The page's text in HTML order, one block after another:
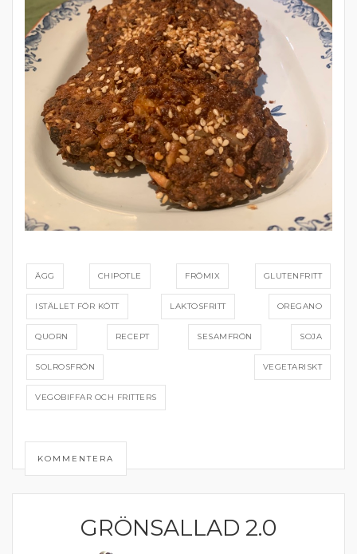
ÄGG CHIPOTLE FRÖMIX GLUTENFRITT
ISTÄLLET FÖR KÖTT LAKTOSFRITT OREGANO
QUORN RECEPT SESAMFRÖN SOJA
SOLROSFRÖN VEGETARISKT
VEGOBIFFAR OCH FRITTERS
KOMMENTERA
GRÖNA TILLBEHÖRGRÖNSALLAD 2.0